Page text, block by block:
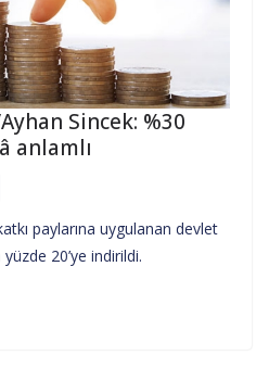
Sincek: %30
anlamlı
paylarına uygulanan devlet
yüzde 20’ye indirildi.